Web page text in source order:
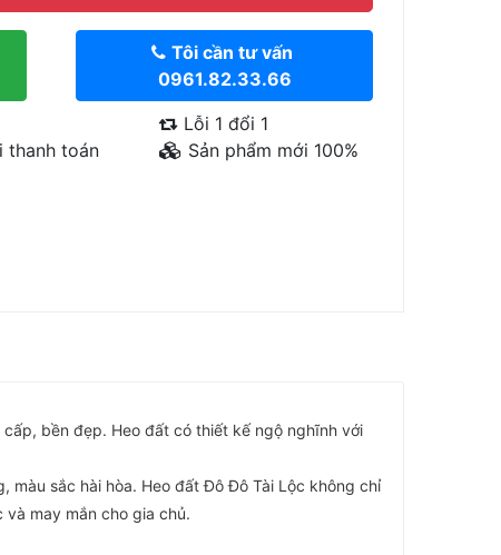
Tôi cần tư vấn
0961.82.33.66
toán
Lỗi 1 đổi 1
Sản phẩm mới 100%
bền đẹp. Heo đất có thiết kế ngộ nghĩnh với
màu sắc hài hòa. Heo đất Đô Đô Tài Lộc không chỉ
may mắn cho gia chủ.